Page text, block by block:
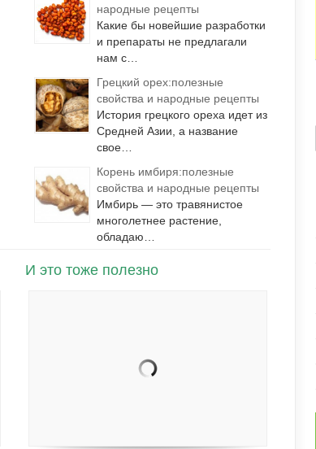
народные рецепты
Какие бы новейшие разработки
и препараты не предлагали
нам с…
Грецкий орех:полезные
свойства и народные рецепты
История грецкого ореха идет из
Средней Азии, а название
свое…
Корень имбиря:полезные
свойства и народные рецепты
Имбирь — это травянистое
многолетнее растение,
обладаю…
И это тоже полезно